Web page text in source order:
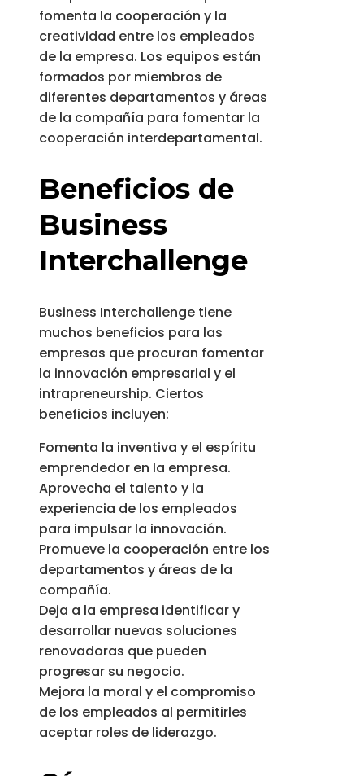
fomenta la cooperación y la
creatividad entre los empleados
de la empresa. Los equipos están
formados por miembros de
diferentes departamentos y áreas
de la compañía para fomentar la
cooperación interdepartamental.
Beneficios de
Business
Interchallenge
Business Interchallenge tiene
muchos beneficios para las
empresas que procuran fomentar
la innovación empresarial y el
intrapreneurship. Ciertos
beneficios incluyen:
Fomenta la inventiva y el espíritu
emprendedor en la empresa.
Aprovecha el talento y la
experiencia de los empleados
para impulsar la innovación.
Promueve la cooperación entre los
departamentos y áreas de la
compañía.
Deja a la empresa identificar y
desarrollar nuevas soluciones
renovadoras que pueden
progresar su negocio.
Mejora la moral y el compromiso
de los empleados al permitirles
aceptar roles de liderazgo.